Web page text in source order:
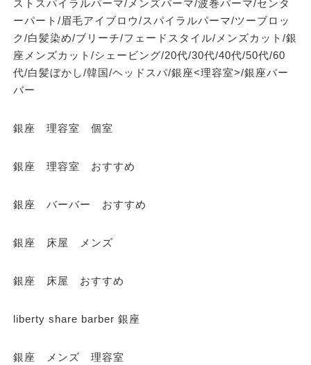
ストスパイラルパーマ/メンズパーマ/波巻パーマ/センタ
ーパート/眉毛アイブロウ/スパイラルパーマ/ツーブロッ
ク/白髪染め/ブリーチ/フェードスタイル/メンズカット/銀
座メンズカット/シェービング/20代/30代/40代/50代/60
代/白髪ぼかし/韓国/ヘッドスパ/銀座<理容室>/銀座バー
バー
銀座 理容室 個室
銀座 理容室 おすすめ
銀座 バーバー おすすめ
銀座 床屋 メンズ
銀座 床屋 おすすめ
liberty share barber 銀座
銀座 メンズ 理容室